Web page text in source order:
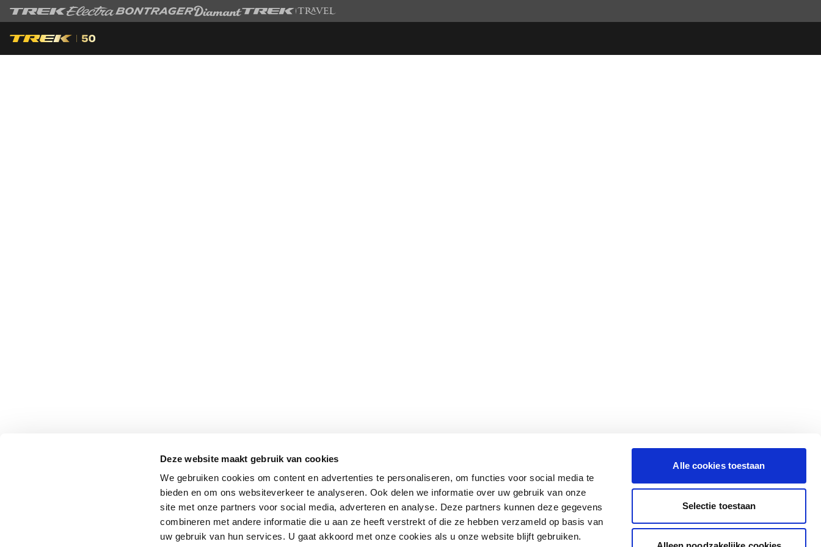
Deze website maakt gebruik van cookies
We gebruiken cookies om content en advertenties te personaliseren, om functies voor social media te
bieden en om ons websiteverkeer te analyseren. Ook delen we informatie over uw gebruik van onze
site met onze partners voor social media, adverteren en analyse. Deze partners kunnen deze gegevens
combineren met andere informatie die u aan ze heeft verstrekt of die ze hebben verzameld op basis van
uw gebruik van hun services. U gaat akkoord met onze cookies als u onze website blijft gebruiken.
Alle cookies toestaan
Selectie toestaan